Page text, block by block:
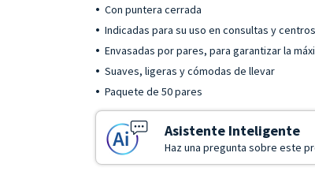
Con puntera cerrada
Indicadas para su uso en consultas y
Envasadas por pares, para garantizar la
Suaves, ligeras y cómodas de llevar
Paquete de 50 pares
Asistente Inteligente
Haz una pregunta sobre este